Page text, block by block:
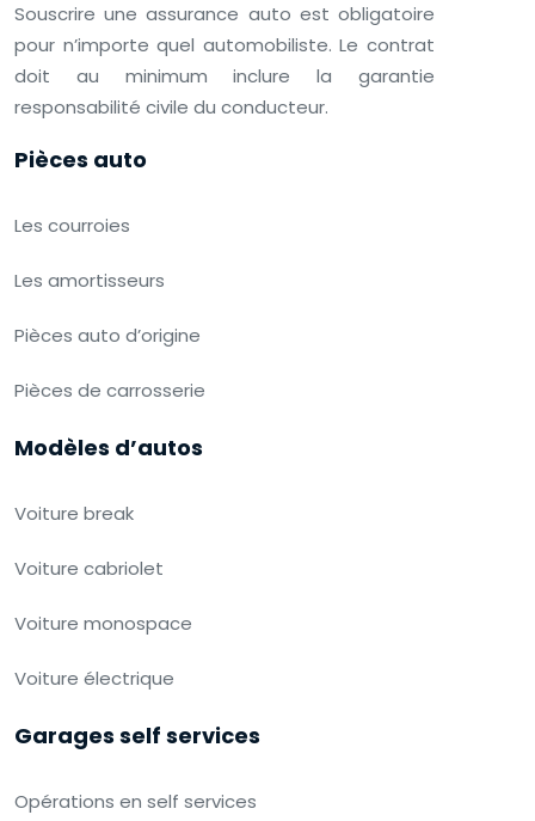
Souscrire une assurance auto est obligatoire
pour n’importe quel automobiliste. Le contrat
doit au minimum inclure la garantie
responsabilité civile du conducteur.
Pièces auto
Les courroies
Les amortisseurs
Pièces auto d’origine
Pièces de carrosserie
Modèles d’autos
Voiture break
Voiture cabriolet
Voiture monospace
Voiture électrique
Garages self services
Opérations en self services